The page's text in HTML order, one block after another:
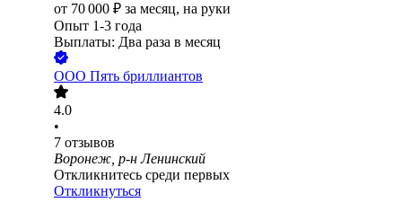
от 70 000 ₽ за месяц, на руки
Опыт 1-3 года
Выплаты: Два раза в месяц
ООО Пять бриллиантов
4.0
•
7 отзывов
Воронеж, р-н Ленинский
Откликнитесь среди первых
Откликнуться